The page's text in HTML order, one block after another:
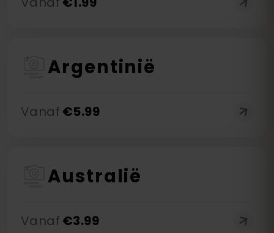
Argentinië
Vanaf €5.99
Australië
Vanaf €3.99